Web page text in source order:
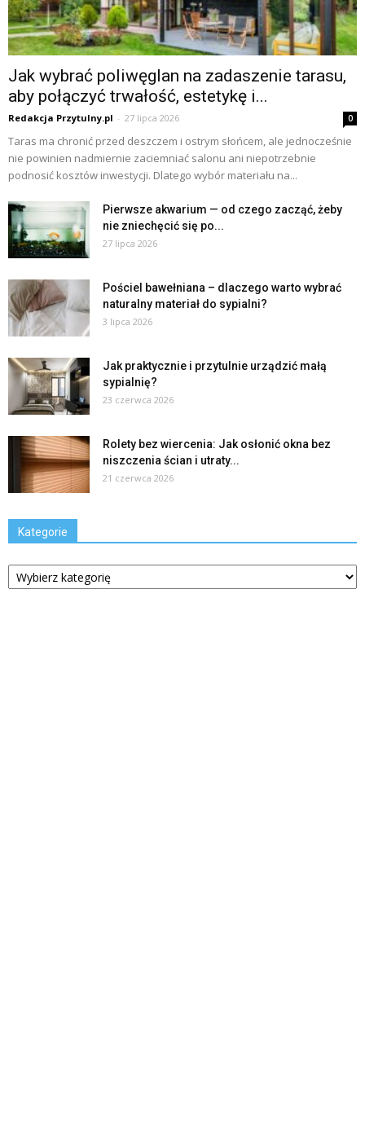
Jak wybrać poliwęglan na zadaszenie tarasu,
aby połączyć trwałość, estetykę i...
Redakcja Przytulny.pl - 27 lipca 2026 0
Taras ma chronić przed deszczem i ostrym słońcem, ale jednocześnie
nie powinien nadmiernie zaciemniać salonu ani niepotrzebnie
podnosić kosztów inwestycji. Dlatego wybór materiału na...
Pierwsze akwarium — od czego zacząć, żeby
nie zniechęcić się po...
27 lipca 2026
Pościel bawełniana – dlaczego warto wybrać
naturalny materiał do sypialni?
3 lipca 2026
Jak praktycznie i przytulnie urządzić małą
sypialnię?
23 czerwca 2026
Rolety bez wiercenia: Jak osłonić okna bez
niszczenia ścian i utraty...
21 czerwca 2026
Kategorie
Kategorie